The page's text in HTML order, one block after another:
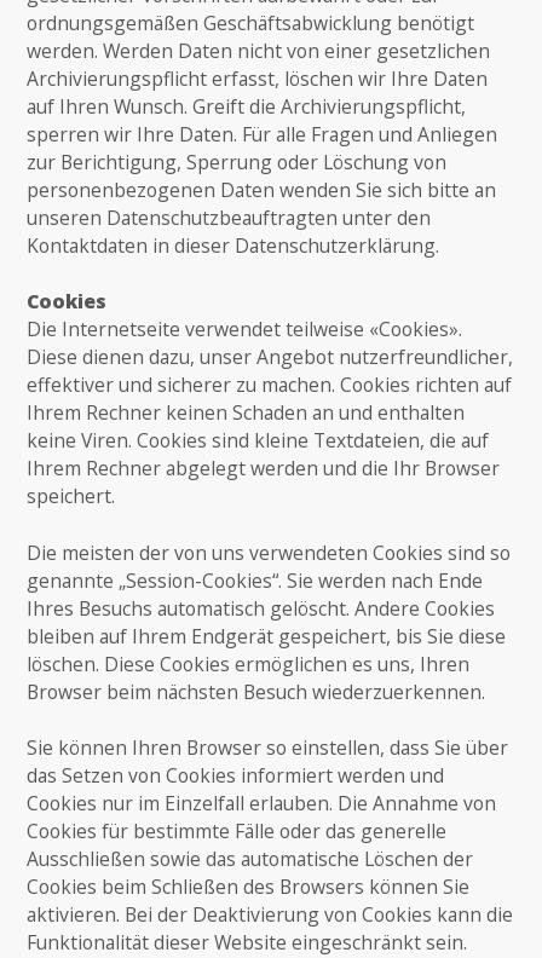
ordnungsgemäßen Geschäftsabwicklung benötigt
werden. Werden Daten nicht von einer gesetzlichen
Archivierungspflicht erfasst, löschen wir Ihre Daten
auf Ihren Wunsch. Greift die Archivierungspflicht,
sperren wir Ihre Daten. Für alle Fragen und Anliegen
zur Berichtigung, Sperrung oder Löschung von
personenbezogenen Daten wenden Sie sich bitte an
unseren Datenschutzbeauftragten unter den
Kontaktdaten in dieser Datenschutzerklärung.
Cookies
Die Internetseite verwendet teilweise «Cookies».
Diese dienen dazu, unser Angebot nutzerfreundlicher,
effektiver und sicherer zu machen. Cookies richten auf
Ihrem Rechner keinen Schaden an und enthalten
keine Viren. Cookies sind kleine Textdateien, die auf
Ihrem Rechner abgelegt werden und die Ihr Browser
speichert.
Die meisten der von uns verwendeten Cookies sind so
genannte „Session-Cookies“. Sie werden nach Ende
Ihres Besuchs automatisch gelöscht. Andere Cookies
bleiben auf Ihrem Endgerät gespeichert, bis Sie diese
löschen. Diese Cookies ermöglichen es uns, Ihren
Browser beim nächsten Besuch wiederzuerkennen.
Sie können Ihren Browser so einstellen, dass Sie über
das Setzen von Cookies informiert werden und
Cookies nur im Einzelfall erlauben. Die Annahme von
Cookies für bestimmte Fälle oder das generelle
Ausschließen sowie das automatische Löschen der
Cookies beim Schließen des Browsers können Sie
aktivieren. Bei der Deaktivierung von Cookies kann die
Funktionalität dieser Website eingeschränkt sein.